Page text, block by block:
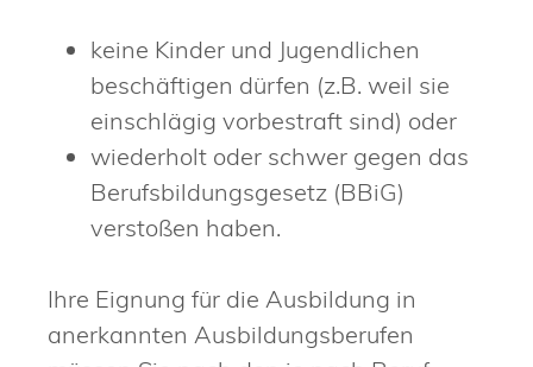
keine Kinder und Jugendlichen
beschäftigen dürfen (z.B. weil sie
einschlägig vorbestraft sind) oder
wiederholt oder schwer gegen das
Berufsbildungsgesetz (BBiG)
verstoßen haben.
Ihre Eignung für die Ausbildung in
anerkannten Ausbildungsberufen